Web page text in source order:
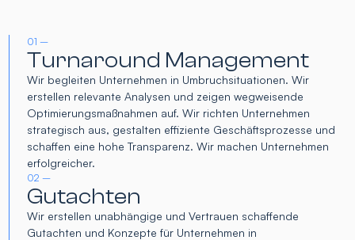
01 –
Turnaround Management
Wir begleiten Unternehmen in Umbruchsituationen. Wir
erstellen relevante Analysen und zeigen wegweisende
Optimierungsmaßnahmen auf. Wir richten Unternehmen
strategisch aus, gestalten effiziente Geschäftsprozesse und
schaffen eine hohe Transparenz. Wir machen Unternehmen
erfolgreicher.
02 –
Gutachten
Wir erstellen unabhängige und Vertrauen schaffende
Gutachten und Konzepte für Unternehmen in